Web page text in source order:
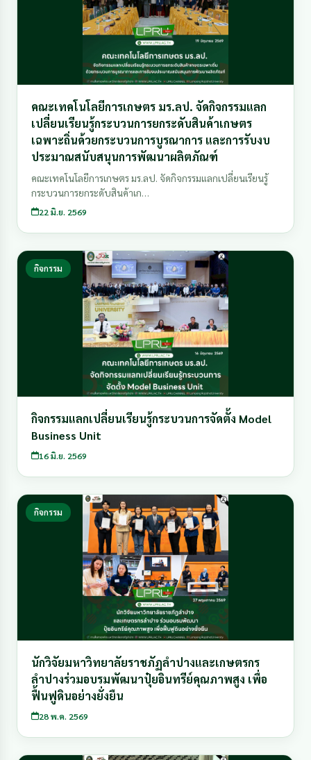
คณะเทคโนโลยีการเกษตร มร.ลป. จัดกิจกรรมแลก
เปลี่ยนเรียนรู้กระบวนการยกระดับสินค้าเกษตร
เฉพาะถิ่นด้วยกระบวนการบูรณาการ และการรับงบ
ประมาณสนับสนุนการพัฒนาผลิตภัณฑ์
คณะเทคโนโลยีการเกษตร มร.ลป. จัดกิจกรรมแลกเปลี่ยนเรียนรู้
กระบวนการยกระดับสินค้าเก…
22 มิ.ย. 2569
กิจกรรม
กิจกรรมแลกเปลี่ยนเรียนรู้กระบวนการจัดตั้ง Model
Business Unit
16 มิ.ย. 2569
กิจกรรม
นักวิจัยมหาวิทยาลัยราชภัฏลำปางและเกษตรกร
ลำปางร่วมอบรมพัฒนาปุ๋ยอินทรีย์คุณภาพสูง เพื่อ
ฟื้นฟูดินอย่างยั่งยืน
28 พ.ค. 2569